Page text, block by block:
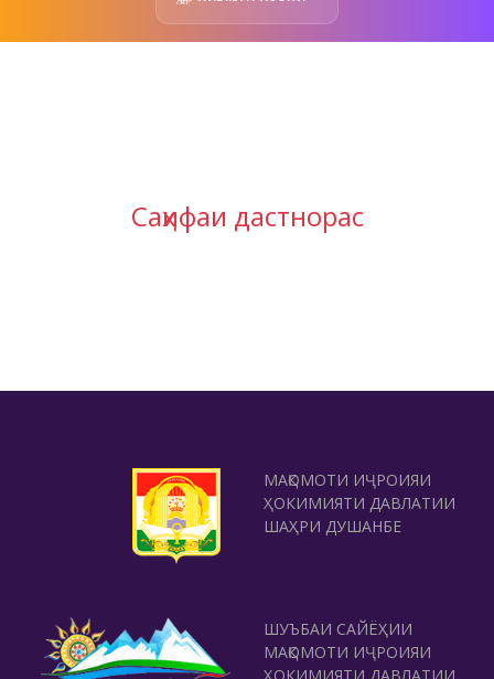
Саҳифаи дастнорас
МАҚОМОТИ ИҶРОИЯИ
ҲОКИМИЯТИ ДАВЛАТИИ
ШАҲРИ ДУШАНБЕ
ШУЪБАИ САЙЁҲИИ
МАҚОМОТИ ИҶРОИЯИ